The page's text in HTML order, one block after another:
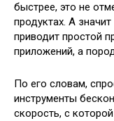
быстрее, это не
продуктах. А
приводит простой
приложений, а
По его словам,
инструменты
скорость, с